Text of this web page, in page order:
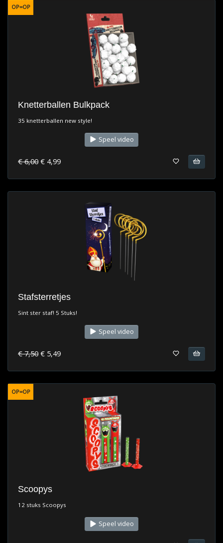
OP=OP
Knetterballen Bulkpack
35 knetterballen new style!
Speel video
€ 6,00 € 4,99
Stafsterretjes
Sint ster staf! 5 Stuks!
Speel video
€ 7,50 € 5,49
OP=OP
Scoopys
12 stuks Scoopys
Speel video